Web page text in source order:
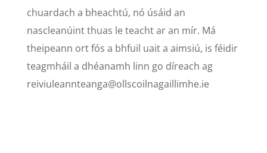
chuardach a bheachtú, nó úsáid an
nascleanúint thuas le teacht ar an mír. Má
theipeann ort fós a bhfuil uait a aimsiú, is féidir
teagmháil a dhéanamh linn go díreach ag
reiviuleannteanga@ollscoilnagaillimhe.ie